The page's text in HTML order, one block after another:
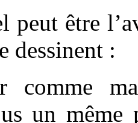
peut être
dessinent :
comme
un